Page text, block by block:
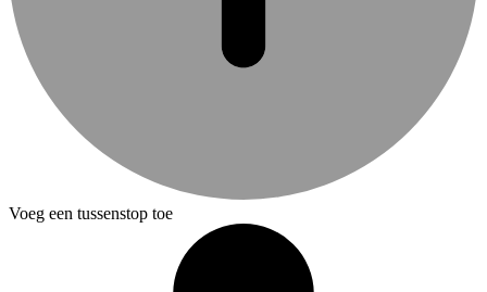
Voeg een tussenstop toe